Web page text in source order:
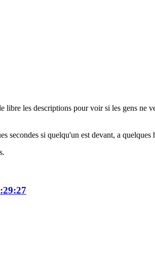
libre les descriptions pour voir si les gens
secondes si quelqu'un est devant, a